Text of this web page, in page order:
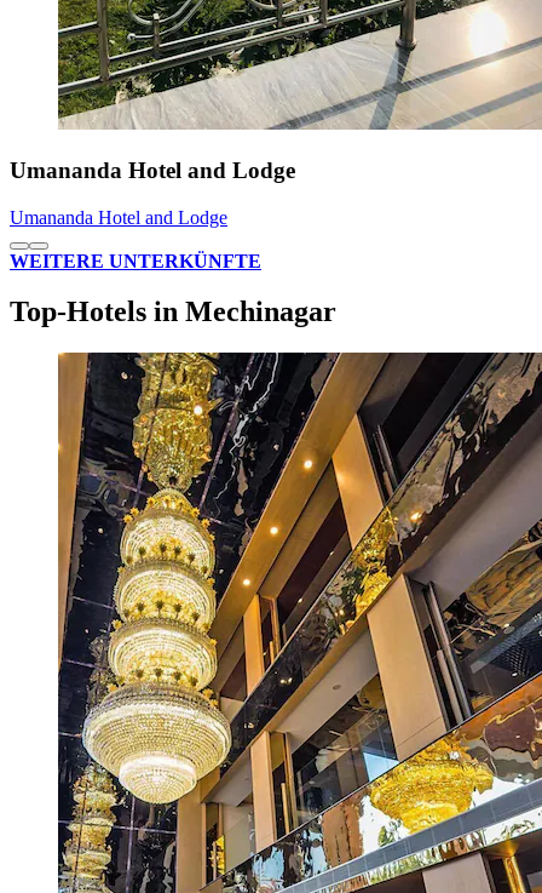
Umananda Hotel and Lodge
Umananda Hotel and Lodge
WEITERE UNTERKÜNFTE
Top-Hotels in Mechinagar